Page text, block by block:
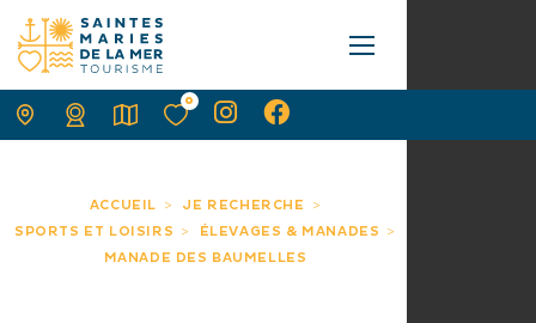
ACCUEIL
JE RECHERCHE
SPORTS ET LOISIRS
ÉLEVAGES & MANADES
MANADE DES BAUMELLES
0